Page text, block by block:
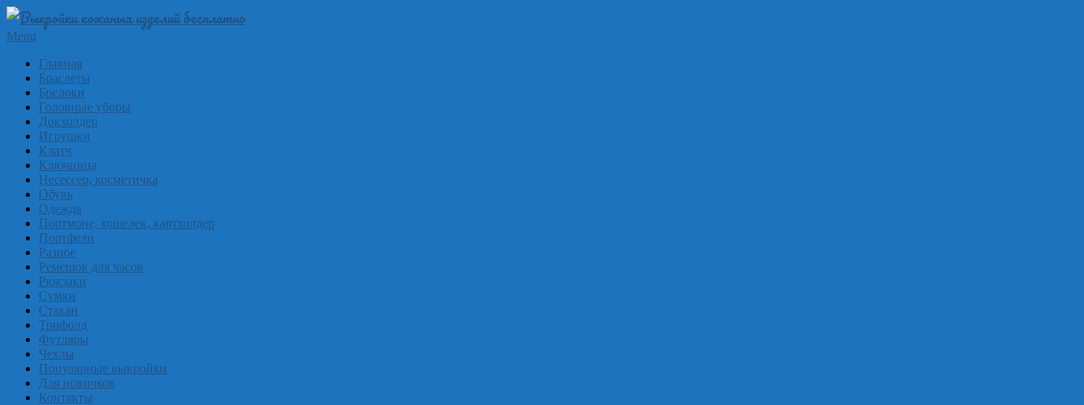
Skip
content
Выкройки
кожи
бесплатно
Skinpat
Primary
Menu
Menu
Главная
Браслеты
Брелоки
Головные уборы
Докхолдер
Игрушки
Клатч
Ключница
Несессер, косметичка
Обувь
Одежда
Портмоне, кошелек, картхолдер
Портфели
Разное
Ремешок для часов
Рюкзаки
Сумки
Стакан
Трифолд
Футляры
Чехлы
Популярные выкройки
Для новичков
Контакты